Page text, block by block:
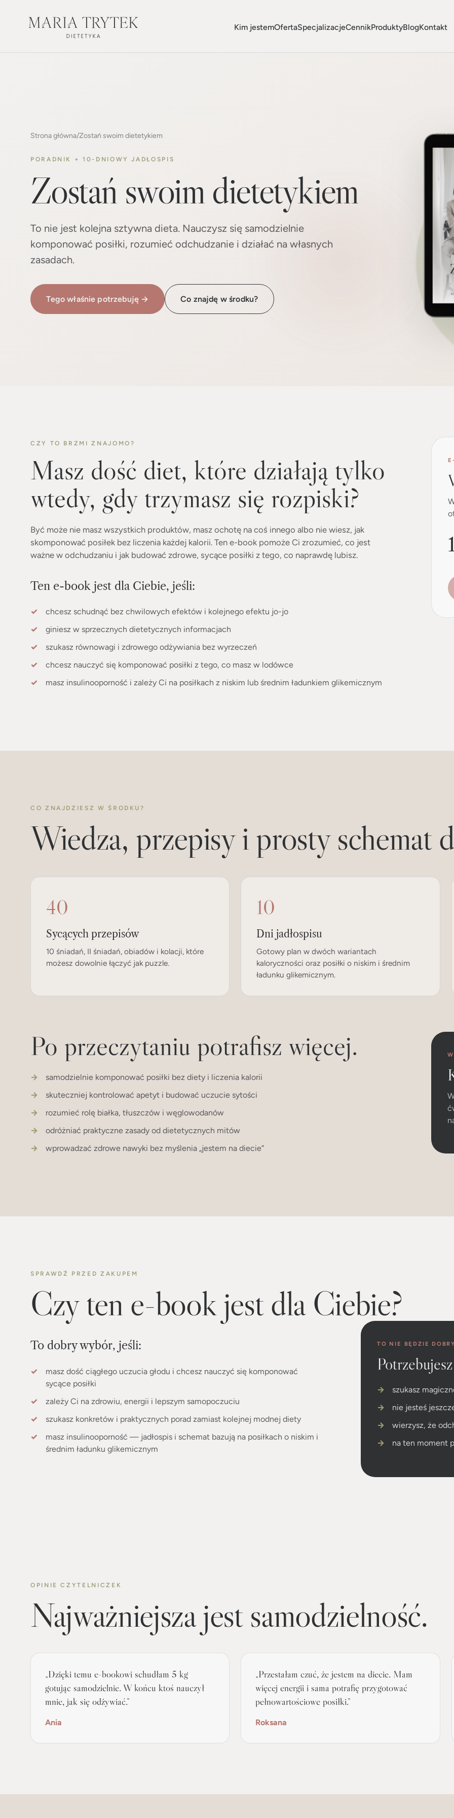
Kim jestemOfertaSpecjalizacjeCennikProduktyBlogKontakt
Strona główna/Zostań swoim dietetykiem
PORADNIK + 10-DNIOWY JADŁOSPIS
Zostań swoim dietetykiem
To nie jest kolejna sztywna dieta. Nauczysz się samodzielnie
komponować posiłki, rozumieć odchudzanie i działać na własnych
zasadach.
Tego właśnie potrzebuję → Co znajdę w środku?
CZY TO BRZMI ZNAJOMO?
Masz dość diet, które działają tylko
wtedy, gdy trzymasz się rozpiski?
Być może nie masz wszystkich produktów, masz ochotę na coś innego albo nie wiesz, jak
skomponować posiłek bez liczenia każdej kalorii. Ten e-book pomoże Ci zrozumieć, co jest
ważne w odchudzaniu i jak budować zdrowe, sycące posiłki z tego, co naprawdę lubisz.
Ten e-book jest dla Ciebie, jeśli:
chcesz schudnąć bez chwilowych efektów i kolejnego efektu jo-jo
giniesz w sprzecznych dietetycznych informacjach
szukasz równowagi i zdrowego odżywiania bez wyrzeczeń
chcesz nauczyć się komponować posiłki z tego, co masz w lodówce
masz insulinooporność i zależy Ci na posiłkach z niskim lub średnim ładunkiem glikemicznym
CO ZNAJDZIESZ W ŚRODKU?
Wiedza, przepisy i prosty schemat
40
Sycących przepisów
10 śniadań, II śniadań, obiadów i kolacji, które
możesz dowolnie łączyć jak puzzle.
10
Dni jadłospisu
Gotowy plan w dwóch wariantach
kaloryczności oraz posiłki o niskim i średnim
ładunku glikemicznym.
Po przeczytaniu potrafisz więcej.
samodzielnie komponować posiłki bez diety i liczenia kalorii
skuteczniej kontrolować apetyt i budować uczucie sytości
rozumieć rolę białka, tłuszczów i węglowodanów
odróżniać praktyczne zasady od dietetycznych mitów
wprowadzać zdrowe nawyki bez myślenia „jestem na diecie”
SPRAWDŹ PRZED ZAKUPEM
Czy ten e-book jest dla Ciebie?
To dobry wybór, jeśli:
masz dość ciągłego uczucia głodu i chcesz nauczyć się komponować
sycące posiłki
zależy Ci na zdrowiu, energii i lepszym samopoczuciu
szukasz konkretów i praktycznych porad zamiast kolejnej modnej diety
masz insulinooporność — jadłospis i schemat bazują na posiłkach o niskim i
średnim ładunku glikemicznym
TO NIE BĘDZIE
szukasz
nie jesteś
wierzysz, że
na ten moment
OPINIE CZYTELNICZEK
Najważniejsza jest samodzielność.
„Dzięki temu e-bookowi schudłam 5 kg
gotując samodzielnie. W końcu ktoś nauczył
mnie, jak się odżywiać.”
Ania
„Przestałam czuć, że jestem na diecie. Mam
więcej energii i sama potrafię przygotować
pełnowartościowe posiłki.”
Roksana